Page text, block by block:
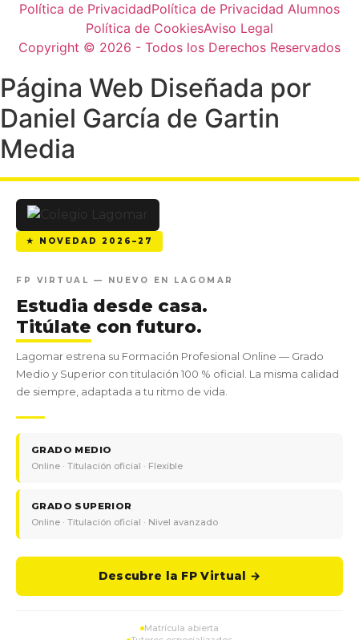
Política de PrivacidadPolítica de Privacidad Alumnos
Política de CookiesAviso Legal
Copyright © 2026 - Todos los Derechos Reservados
Página Web Diseñada por
Daniel García de Gartin
Media
★ NOVEDAD 2026–27
FP VIRTUAL — NUEVO EN LAGOMAR
Estudia desde casa.
Titúlate con futuro.
Lagomar estrena su Formación Profesional Online — Grado
Medio y Superior con titulación 100 % oficial. La misma calidad
de siempre, adaptada a tu ritmo de vida.
GRADO MEDIO
Online · Titulación oficial · Flexible
GRADO SUPERIOR
Online · Titulación oficial · Nivel avanzado
Descubre la FP Virtual →
Matrícula abierta